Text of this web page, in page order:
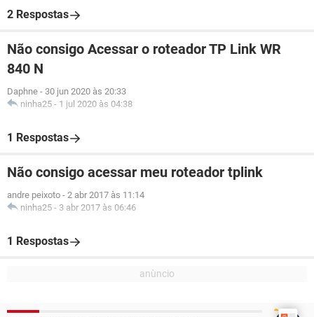
2 Respostas
Não consigo Acessar o roteador TP Link WR
840 N
Daphne - 30 jun 2020 às 20:33
ninha25 - 1 jul 2020 às 04:38
1 Respostas
Não consigo acessar meu roteador tplink
andre peixoto - 2 abr 2017 às 11:14
ninha25 - 3 abr 2017 às 06:46
1 Respostas